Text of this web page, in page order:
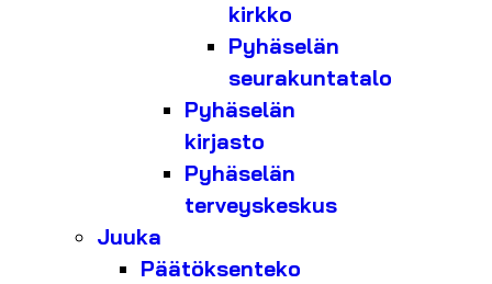
kirkko
Pyhäselän
seurakuntatalo
Pyhäselän
kirjasto
Pyhäselän
terveyskeskus
Juuka
Päätöksenteko